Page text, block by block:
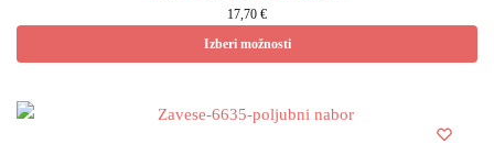
17,70 €
Izberi možnosti